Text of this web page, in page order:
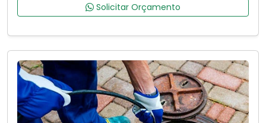
Solicitar Orçamento